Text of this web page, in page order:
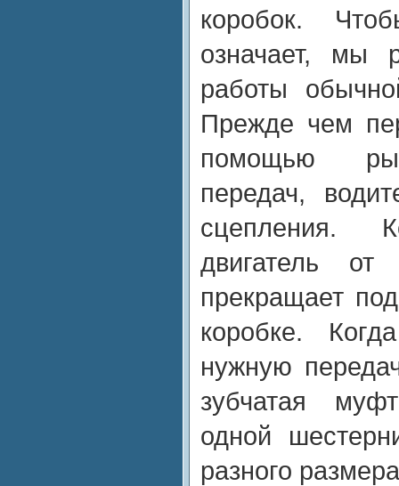
коробок.
означает, мы
работы
Прежде чем
помощью
передач,
сцепления.
двигатель
прекращает
коробке.
нужную
зубчатая
одной
разного